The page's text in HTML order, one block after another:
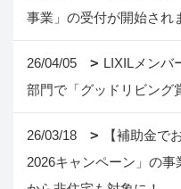
事業」の受付が開始され
26/04/05
LIXILメンバ
部門で「グッドリビング
26/03/18
【補助金で
2026キャンペーン」の